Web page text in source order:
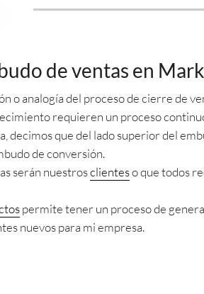
de ventas en
o analogía del proceso de cierre de
requieren un proceso
decimos que del lado superior del
de conversión.
serán nuestrosclienteso que todos
permite tener un proceso de
nuevos para mi empresa.